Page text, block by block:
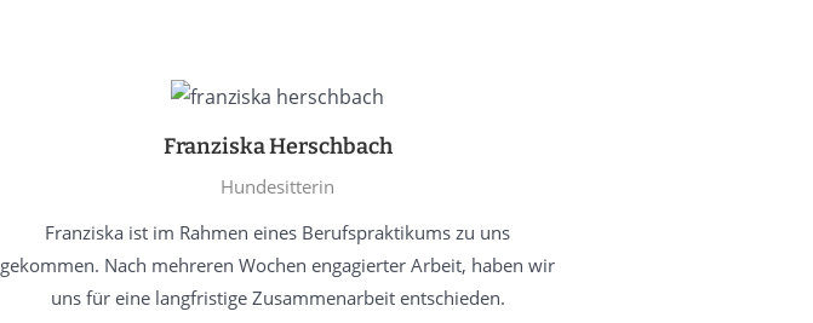
Franziska Herschbach
Hundesitterin
Franziska ist im Rahmen eines Berufspraktikums zu uns
gekommen. Nach mehreren Wochen engagierter Arbeit, haben wir
uns für eine langfristige Zusammenarbeit entschieden.